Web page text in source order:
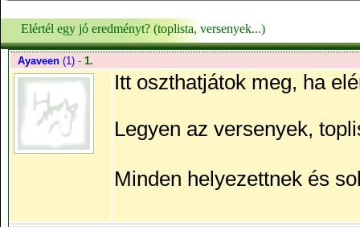
Elértél egy jó eredményt? (toplista, versenyek...)
Ayaveen(1) - 1.
Itt oszthatjátok meg, ha
Legyen az versenyek,
Minden helyezettnek és